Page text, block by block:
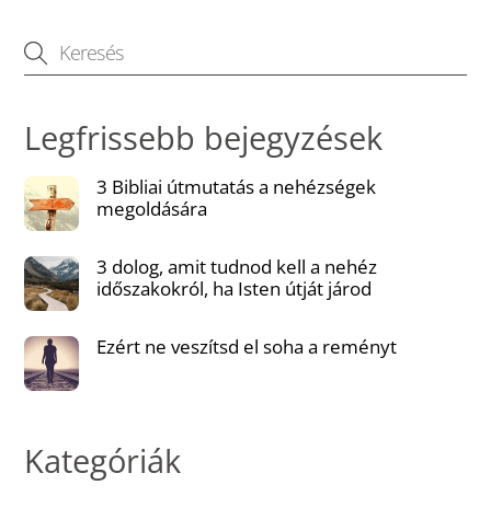
Legfrissebb bejegyzések
3 Bibliai útmutatás a nehézségek
megoldására
3 dolog, amit tudnod kell a nehéz
időszakokról, ha Isten útját járod
Ezért ne veszítsd el soha a reményt
Kategóriák